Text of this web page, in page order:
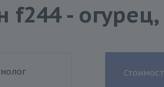
f244 - огурец,